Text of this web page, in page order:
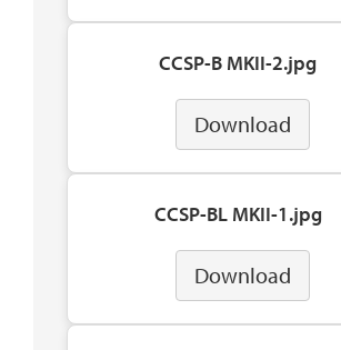
CCSP-B MKII-2.jpg
Download
CCSP-BL MKII-1.jpg
Download